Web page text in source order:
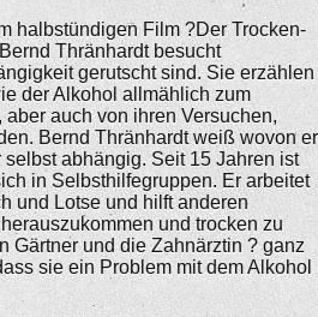
halbstündigen Film ?Der Trocken-
Thränhardt besucht
gerutscht sind. Sie erzählen
der Alkohol allmählich zum
auch von ihren Versuchen,
Bernd Thränhardt weiß wovon er
abhängig. Seit 15 Jahren ist
in Selbsthilfegruppen. Er arbeitet
und Lotse und hilft anderen
und trocken zu
Gärtner und die Zahnärztin ? ganz
sie ein Problem mit dem Alkohol